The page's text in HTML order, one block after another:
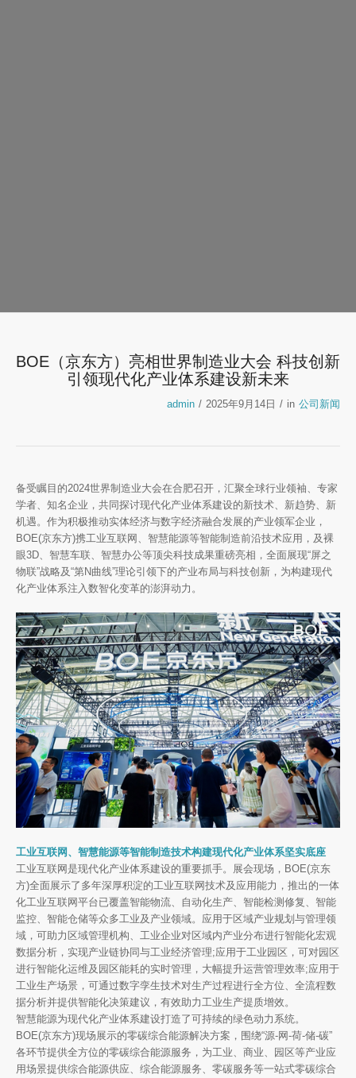
BOE（京东方）亮相世界制造业大会 科技创新
引领现代化产业体系建设新未来
admin / 2025年9月14日 / in 公司新闻
备受瞩目的2024世界制造业大会在合肥召开，汇聚全球行业领袖、专家
学者、知名企业，共同探讨现代化产业体系建设的新技术、新趋势、新
机遇。作为积极推动实体经济与数字经济融合发展的产业领军企业，
BOE(京东方)携工业互联网、智慧能源等智能制造前沿技术应用，及裸
眼3D、智慧车联、智慧办公等顶尖科技成果重磅亮相，全面展现“屏之
物联”战略及“第N曲线”理论引领下的产业布局与科技创新，为构建现代
化产业体系注入数智化变革的澎湃动力。
工业互联网、智慧能源等智能制造技术构建现代化产业体系坚实底座
工业互联网是现代化产业体系建设的重要抓手。展会现场，BOE(京东
方)全面展示了多年深厚积淀的工业互联网技术及应用能力，推出的一体
化工业互联网平台已覆盖智能物流、自动化生产、智能检测修复、智能
监控、智能仓储等众多工业及产业领域。应用于区域产业规划与管理领
域，可助力区域管理机构、工业企业对区域内产业分布进行智能化宏观
数据分析，实现产业链协同与工业经济管理;应用于工业园区，可对园区
进行智能化运维及园区能耗的实时管理，大幅提升运营管理效率;应用于
工业生产场景，可通过数字孪生技术对生产过程进行全方位、全流程数
据分析并提供智能化决策建议，有效助力工业生产提质增效。
智慧能源为现代化产业体系建设打造了可持续的绿色动力系统。
BOE(京东方)现场展示的零碳综合能源解决方案，围绕“源-网-荷-储-碳”
各环节提供全方位的零碳综合能源服务，为工业、商业、园区等产业应
用场景提供综合能源供应、综合能源服务、零碳服务等一站式零碳综合